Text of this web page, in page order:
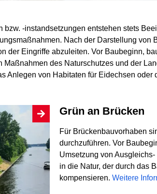
bzw. -instandsetzungen entstehen stets
Nach der Darstellung von
der Eingriffe abzuleiten. Vor Baubeginn,
des Naturschutzes und der
Anlegen von Habitaten für Eidechsen oder
Grün an Brücken
Für Brückenbauvorhaben
durchzuführen. Vor
Umsetzung von
in die Natur, der durch das
kompensieren. Weitere